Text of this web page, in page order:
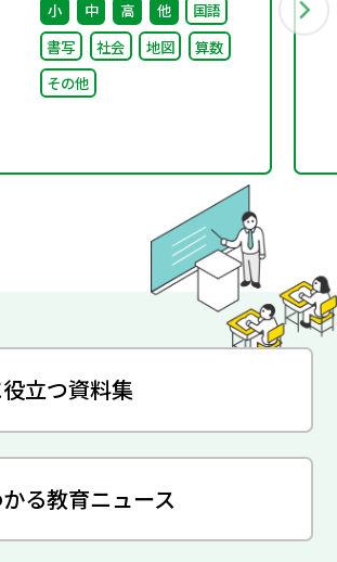
回） 配布資料
小 中 高 他
国語
書写
社会 地図
算数
その他
立つ資料集
る教育ニュース